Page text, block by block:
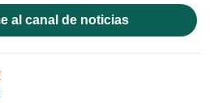
al canal de noticias